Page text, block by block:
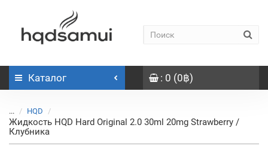
Каталог : 0 (0฿)
... HQD
Жидкость HQD Hard Original 2.0 30ml 20mg Strawberry /
Клубника